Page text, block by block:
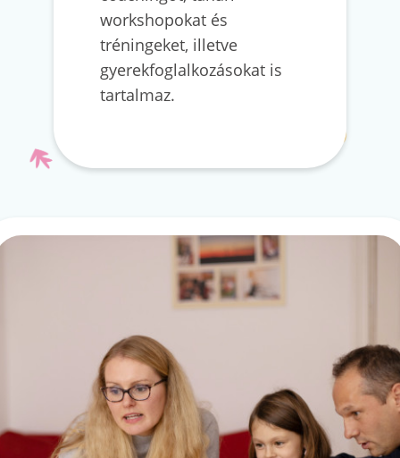
workshopokat és
tréningeket, illetve
gyerekfoglalkozásokat is
tartalmaz.